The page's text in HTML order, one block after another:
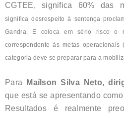
CGTEE, significa 60% das
significa desrespeito à sentença
Gandra. E coloca em sério risco o
correspondente às metas operacionais
categoria deve se preparar para a
Para Maílson Silva Neto,
que está se apresentando
Resultados é realmente